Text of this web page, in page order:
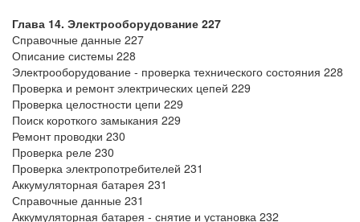
Глава 14. Электрооборудование 227
Справочные данные 227
Описание системы 228
Электрооборудование - проверка технического состояния 228
Проверка и ремонт электрических цепей 229
Проверка целостности цепи 229
Поиск короткого замыкания 229
Ремонт проводки 230
Проверка реле 230
Проверка электропотребителей 231
Аккумуляторная батарея 231
Справочные данные 231
Аккумуляторная батарея - снятие и установка 232